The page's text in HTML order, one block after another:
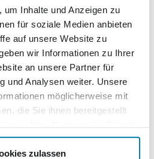
Inhalte und Anzeigen zu
für soziale Medien anbieten
auf unsere Website zu
wir Informationen zu Ihrer
an unsere Partner für
und Analysen weiter. Unsere
möglicherweise mit
die Sie ihnen bereitgestellt
zulassen